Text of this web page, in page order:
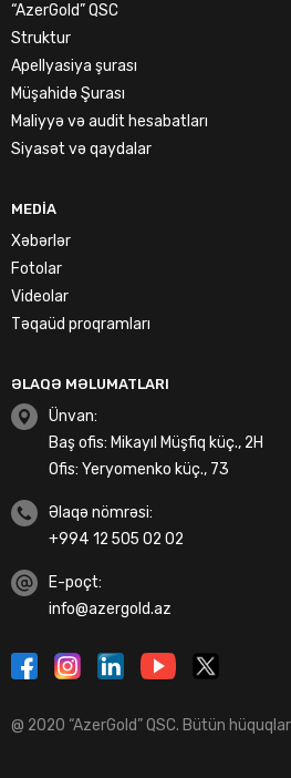
“AzerGold” QSC
Struktur
Apellyasiya şurası
Müşahidə Şurası
Maliyyə və audit hesabatları
Siyasət və qaydalar
MEDIA
Xəbərlər
Fotolar
Videolar
Təqaüd proqramları
ƏLAQƏ MƏLUMATLARI
Ünvan:
Baş ofis: Mikayıl Müşfiq küç., 2H
Ofis: Yeryomenko küç., 73
Əlaqə nömrəsi:
+994 12 505 02 02
E-poçt:
info@azergold.az
@ 2020 “AzerGold” QSC. Bütün